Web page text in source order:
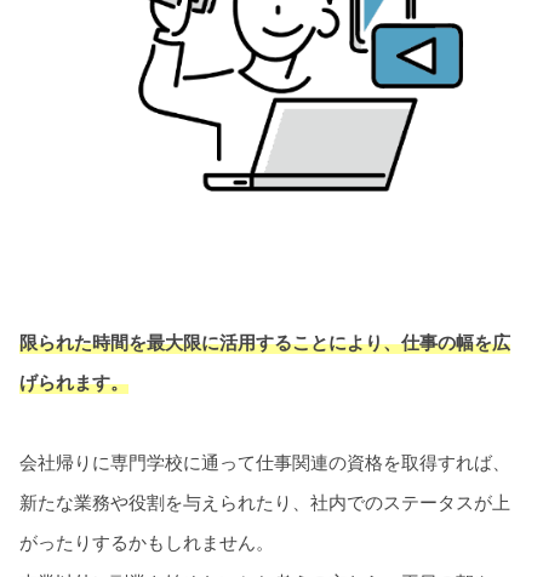
限られた時間を最大限に活用することにより、仕事の幅を広
げられます。
会社帰りに専門学校に通って仕事関連の資格を取得すれば、
新たな業務や役割を与えられたり、社内でのステータスが上
がったりするかもしれません。